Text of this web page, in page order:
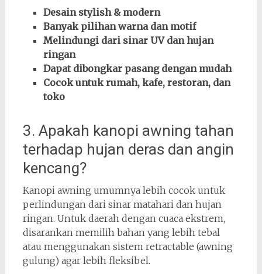
Desain stylish & modern
Banyak pilihan warna dan motif
Melindungi dari sinar UV dan hujan
ringan
Dapat dibongkar pasang dengan mudah
Cocok untuk rumah, kafe, restoran, dan
toko
3. Apakah kanopi awning tahan
terhadap hujan deras dan angin
kencang?
Kanopi awning umumnya lebih cocok untuk
perlindungan dari sinar matahari dan hujan
ringan. Untuk daerah dengan cuaca ekstrem,
disarankan memilih bahan yang lebih tebal
atau menggunakan sistem retractable (awning
gulung) agar lebih fleksibel.